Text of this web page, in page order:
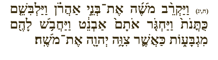
(ח,יג)
וַיַּקְרֵ֨ב מֹשֶׁ֜ה אֶת־בְּנֵ֣י אַהֲרֹ֗ן וַיַּלְבִּשֵׁ֤ם
כֻּתֳּנֹת֙ וַיַּחְגֹּ֤ר אֹתָם֙ אַבְנֵ֔ט וַיַּחֲבֹ֥שׁ לָהֶ֖ם
מִגְבָּע֑וֹת כַּאֲשֶׁ֛ר צִוָּ֥ה יְהוָ֖ה אֶת־מֹשֶֽׁה׃